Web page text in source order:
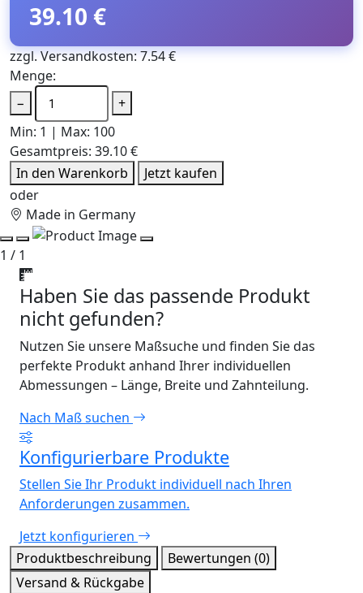
39.10 €
zzgl. Versandkosten: 7.54 €
Menge:
−
+
Min: 1 | Max: 100
Gesamtpreis: 39.10 €
In den Warenkorb
Jetzt kaufen
oder
Made in Germany
1 / 1
Haben Sie das passende Produkt
nicht gefunden?
Nutzen Sie unsere Maßsuche und finden Sie das
perfekte Produkt anhand Ihrer individuellen
Abmessungen – Länge, Breite und Zahnteilung.
Nach Maß suchen
Konfigurierbare Produkte
Stellen Sie Ihr Produkt individuell nach Ihren
Anforderungen zusammen.
Jetzt konfigurieren
Produktbeschreibung
Bewertungen (0)
Versand & Rückgabe